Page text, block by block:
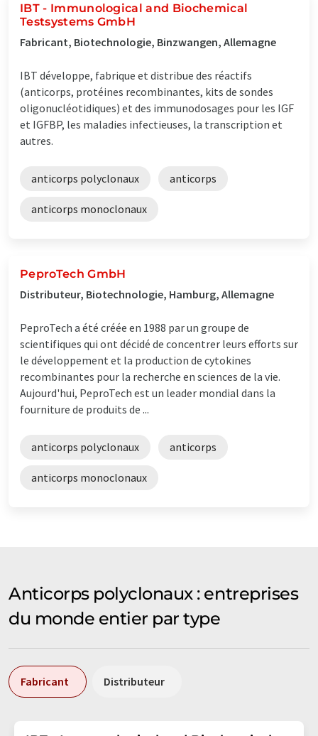
IBT - Immunological and Biochemical
Testsystems GmbH
Fabricant, Biotechnologie, Binzwangen, Allemagne
IBT développe, fabrique et distribue des réactifs
(anticorps, protéines recombinantes, kits de sondes
oligonucléotidiques) et des immunodosages pour les IGF
et IGFBP, les maladies infectieuses, la transcription et
autres.
anticorps polyclonaux anticorps
anticorps monoclonaux
PeproTech GmbH
Distributeur, Biotechnologie, Hamburg, Allemagne
PeproTech a été créée en 1988 par un groupe de
scientifiques qui ont décidé de concentrer leurs efforts sur
le développement et la production de cytokines
recombinantes pour la recherche en sciences de la vie.
Aujourd'hui, PeproTech est un leader mondial dans la
fourniture de produits de ...
anticorps polyclonaux anticorps
anticorps monoclonaux
Anticorps polyclonaux : entreprises
du monde entier par type
Fabricant Distributeur